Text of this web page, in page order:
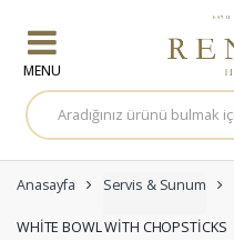
A
r
a
a
:
Anasayfa Servis & Sunum
WHİTE BOWL WİTH CHOPSTİCKS